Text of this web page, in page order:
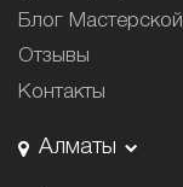
Блог Мастерской
Отзывы
Контакты
Алматы